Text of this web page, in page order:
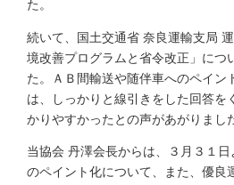
た。
続いて、国土交通省 奈良運輸支局
境改善プログラムと省令改正」につ
た。ＡＢ間輸送や随伴車へのペイン
は、しっかりと線引きをした回答を
かりやすかったとの声があがりまし
当協会 丹澤会長からは、３月３１
のペイント化について、また、優良